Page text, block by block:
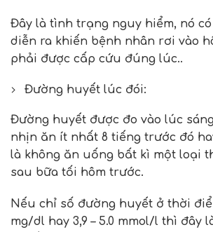
Đây là tình trạng nguy hiểm, nó
diễn ra khiến bệnh nhân rơi vào
phải được cấp cứu đúng lúc..
Đường huyết lúc đói:
Đường huyết được đo vào lúc
nhịn ăn ít nhất 8 tiếng trước đó
là không ăn uống bất kì một loại
sau bữa tối hôm trước.
Nếu chỉ số đường huyết ở thời
mg/dl hay 3,9 – 5.0 mmol/l thì đây